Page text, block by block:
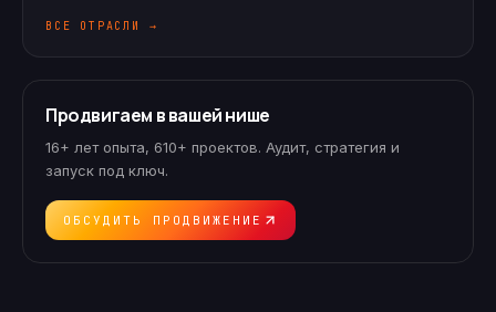
ВСЕ ОТРАСЛИ →
Продвигаем в вашей нише
16+ лет опыта, 610+ проектов. Аудит, стратегия и
запуск под ключ.
ОБСУДИТЬ ПРОДВИЖЕНИЕ